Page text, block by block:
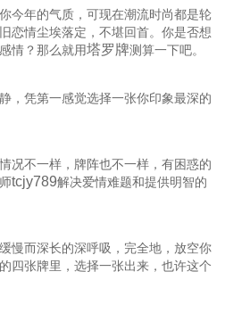
今年的气质，可现在潮流时尚都是轮
恋情尘埃落定，不堪回首。你是否想
情？那么就用塔罗牌测算一下吧。
，凭第一感觉选择一张你印象最深的
况不一样，牌阵也不一样，有困惑的
tcjy789解决爱情难题和提供明智的
慢而深长的深呼吸，完全地，放空你
四张牌里，选择一张出来，也许这个